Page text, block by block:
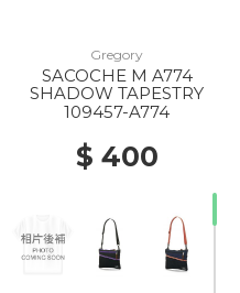
Gregory
SACOCHE M A774
SHADOW TAPESTRY
109457-A774
$ 400